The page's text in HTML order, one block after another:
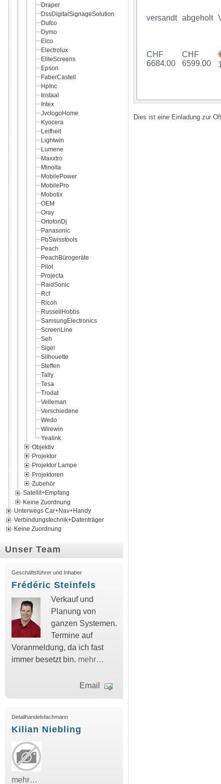
Draper
DssDigitalSignageSolution
Dufco
Dymo
Elco
Electrolux
EliteScreens
Epson
FaberCastell
HpInc
Instaal
Intex
JvclogoHome
Kyocera
Leifheit
Lightwin
Lumene
Maxxtro
Minolta
MobilePower
MobilePro
Mobotix
OEM
Oray
OrtofonDj
Panasonic
PbSwisstools
Peach
PeachBürogeräte
Pilot
Projecta
RaidSonic
Rcf
Ricoh
RussellHobbs
SamsungElectronics
ScreenLine
Seh
Sigel
Silhouette
Steffen
Tally
Tesa
Trodat
Velleman
Verschiedene
Wedo
Wirewin
Yealink
Objektiv
Projektor
Projektor Lampe
Projektoren
Zubehör
Satellit+Empfang
Keine Zuordnung
Unterwegs Car+Nav+Handy
Verbindungstechnik+Datenträger
Keine Zuordnung
Unser Team
Geschäftsführer und Inhaber
Frédéric Steinfels
Verkauf und
Planung von
ganzen Systemen.
Termine auf
Voranmeldung, da ich fast
immer besetzt bin. mehr…
Email
Detailhandelsfachmann
Kilian Niebling
mehr…
versandt abgeholt
CHF
6684.00
CHF
6599.00
Dies ist eine Einladung zur